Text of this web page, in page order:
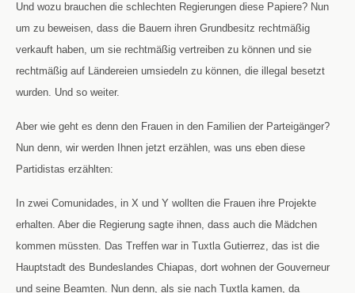
Und wozu brauchen die schlechten Regierungen diese Papiere? Nun
um zu beweisen, dass die Bauern ihren Grundbesitz rechtmäßig
verkauft haben, um sie rechtmäßig vertreiben zu können und sie
rechtmäßig auf Ländereien umsiedeln zu können, die illegal besetzt
wurden. Und so weiter.
Aber wie geht es denn den Frauen in den Familien der Parteigänger?
Nun denn, wir werden Ihnen jetzt erzählen, was uns eben diese
Partidistas erzählten:
In zwei Comunidades, in X und Y wollten die Frauen ihre Projekte
erhalten. Aber die Regierung sagte ihnen, dass auch die Mädchen
kommen müssten. Das Treffen war in Tuxtla Gutierrez, das ist die
Hauptstadt des Bundeslandes Chiapas, dort wohnen der Gouverneur
und seine Beamten. Nun denn, als sie nach Tuxtla kamen, da